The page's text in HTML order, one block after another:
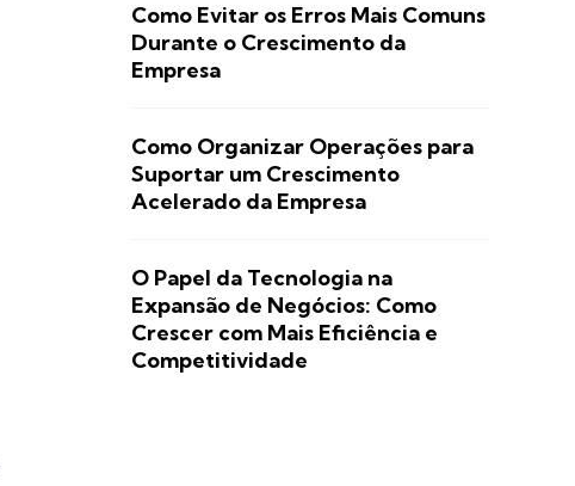
Como Evitar os Erros Mais Comuns
Durante o Crescimento da
Empresa
Como Organizar Operações para
Suportar um Crescimento
Acelerado da Empresa
O Papel da Tecnologia na
Expansão de Negócios: Como
Crescer com Mais Eficiência e
Competitividade